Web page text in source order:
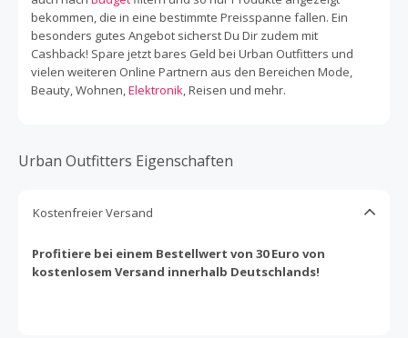
bekommen, die in eine bestimmte Preisspanne fallen. Ein
besonders gutes Angebot sicherst Du Dir zudem mit
Cashback! Spare jetzt bares Geld bei Urban Outfitters und
vielen weiteren Online Partnern aus den Bereichen Mode,
Beauty, Wohnen,Elektronik, Reisen und mehr.
Urban Outfitters Eigenschaften
Kostenfreier Versand
Profitiere bei einem Bestellwert von 30 Euro von
kostenlosem Versand innerhalb Deutschlands!